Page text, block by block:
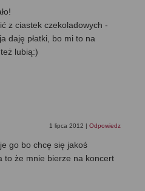
z ciastek czekoladowych -
daję płatki, bo mi to na
lubią:)
1 lipca 2012 Odpowiedz
go bo chcę się jakoś
to że mnie bierze na koncert